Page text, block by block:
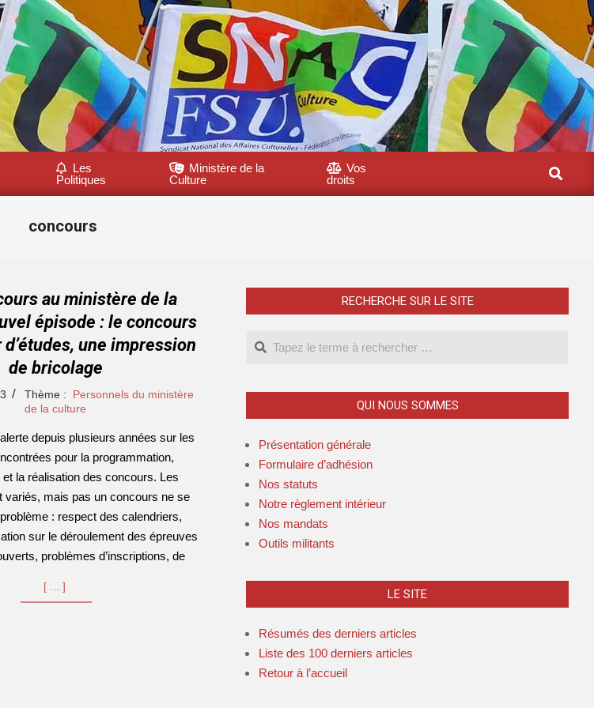
Les
Politiques
Ministère de la
Culture
Vos
droits
Search
concours
au ministère de la
épisode : le concours
d’études, une impression
de bricolage
Thème :
Personnels du ministère
de la culture
depuis plusieurs années sur les
pour la programmation,
et la réalisation des concours. Les
variés, mais pas un concours ne se
: respect des calendriers,
sur le déroulement des épreuves
problèmes d’inscriptions, de
[…]
RECHERCHE SUR LE SITE
Search
QUI NOUS SOMMES
Présentation générale
Formulaire d’adhésion
Nos statuts
Notre règlement intérieur
Nos mandats
Outils militants
LE SITE
Résumés des derniers articles
Liste des 100 derniers articles
Retour à l’accueil